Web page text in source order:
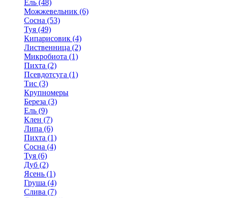
Ель (48)
Можжевельник (6)
Сосна (53)
Туя (49)
Кипарисовик (4)
Лиственница (2)
Микробиота (1)
Пихта (2)
Псевдотсуга (1)
Тис (3)
Крупномеры
Береза (3)
Ель (9)
Клен (7)
Липа (6)
Пихта (1)
Сосна (4)
Туя (6)
Дуб (2)
Ясень (1)
Груша (4)
Слива (7)